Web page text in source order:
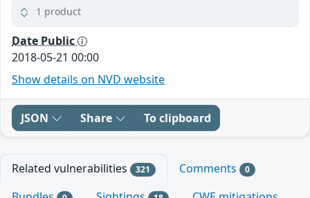
1 product
Date Public
2018-05-21 00:00
Show details on NVD website
JSON Share To clipboard
Related vulnerabilities 321 Comments 0